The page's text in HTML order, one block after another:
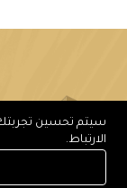
سيتم تحسين
الارتباط.